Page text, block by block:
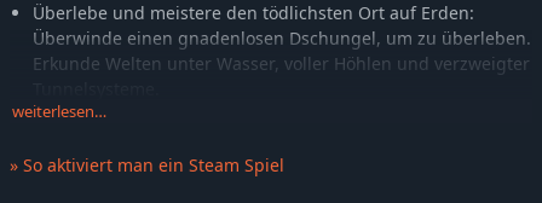
Überlebe und meistere den tödlichsten Ort auf Erden:
Überwinde einen gnadenlosen Dschungel, um zu überleben.
Erkunde Welten unter Wasser, voller Höhlen und verzweigter
Werde eins mit dem Dschungel: Schlecht bewaffnet und in
nutzen. Schlage plötzlich zu und verschwinde sofort wieder,
weiterlesen…
» So aktiviert man ein Steam Spiel